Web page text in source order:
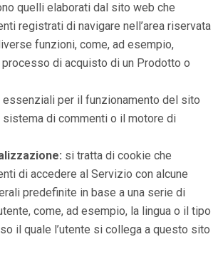
quelli elaborati dal sito web che
registrati di navigare nell’area riservata
funzioni, come, ad esempio,
di acquisto di un Prodotto o
per il funzionamento del sito
di commenti o il motore di
si tratta di cookie che
di accedere al Servizio con alcune
predefinite in base a una serie di
come, ad esempio, la lingua o il tipo
il quale l’utente si collega a questo sito